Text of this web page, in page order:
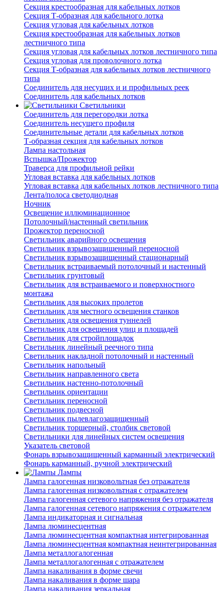
Секция крестообразная для кабельных лотков
Секция Т-образная для кабельного лотка
Секция угловая для кабельных лотков
Секция крестообразная для кабельных лотков
лестничного типа
Секция угловая для кабельных лотков лестничного типа
Секция угловая для проволочного лотка
Секция Т-образная для кабельных лотков лестничного
типа
Соединитель для несущих и и профильных реек
Соединитель для кабельных лотков
Светильники
Соединитель для перегородки лотка
Соединитель несущего профиля
Соединительные детали для кабельных лотков
Т-образная секция для кабельных лотков
Лампа настольная
Вспышка/Прожектор
Траверса для профильной рейки
Угловая вставка для кабельных лотков
Угловая вставка для кабельных лотков лестничного типа
Лента/полоса светодиодная
Ночник
Освещение иллюминационное
Потолочный/настенный светильник
Прожектор переносной
Светильник аварийного освещения
Светильник взрывозащищенный переносной
Светильник взрывозащищенный стационарный
Светильник встраиваемый потолочный и настенный
Светильник грунтовый
Светильник для встраиваемого и поверхностного
монтажа
Светильник для высоких пролетов
Светильник для местного освещения станков
Светильник для освещения туннелей
Светильник для освещения улиц и площадей
Светильник для стройплощадок
Светильник линейный реечного типа
Светильник накладной потолочный и настенный
Светильник напольный
Светильник направленного света
Светильник настенно-потолочный
Светильник ориентации
Светильник переносной
Светильник подвесной
Светильник пылевлагозащищенный
Светильник торшерный, столбик световой
Светильники для линейных систем освещения
Указатель световой
Фонарь взрывозащищенный карманный электрический
Фонарь карманный, ручной электрический
Лампы
Лампа галогенная низковольтная без отражателя
Лампа галогенная низковольтная с отражателем
Лампа галогенная сетевого напряжения без отражателя
Лампа галогенная сетевого напряжения с отражателем
Лампа индикаторная и сигнальная
Лампа люминесцентная
Лампа люминесцентная компактная интегрированная
Лампа люминесцентная компактная неинтегрированная
Лампа металлогалогенная
Лампа металлогалогенная с отражателем
Лампа накаливания в форме свечи
Лампа накаливания в форме шара
Лампа накаливания зеркальная